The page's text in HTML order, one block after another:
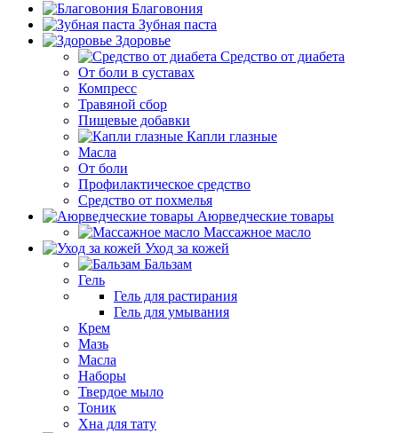
Благовония
Зубная паста
Здоровье
Средство от диабета
От боли в суставах
Компресс
Травяной сбор
Пищевые добавки
Капли глазные
Масла
От боли
Профилактическое средство
Средство от похмелья
Аюрведческие товары
Массажное масло
Уход за кожей
Бальзам
Гель
Гель для растирания
Гель для умывания
Крем
Мазь
Масла
Наборы
Твердое мыло
Тоник
Хна для тату